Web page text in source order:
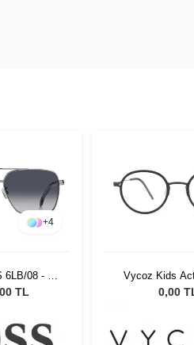
+4
6LB/08 - 58
Gözlüğü
TL
Vycoz Kids
GOL 44-20
0,00